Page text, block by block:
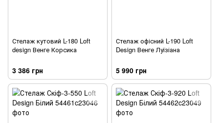
Стелаж кутовий L-180 Loft
design Венге Корсика
3 386 грн
Стелаж офісний L-190 Loft
Design Венге Луїзіана
5 990 грн